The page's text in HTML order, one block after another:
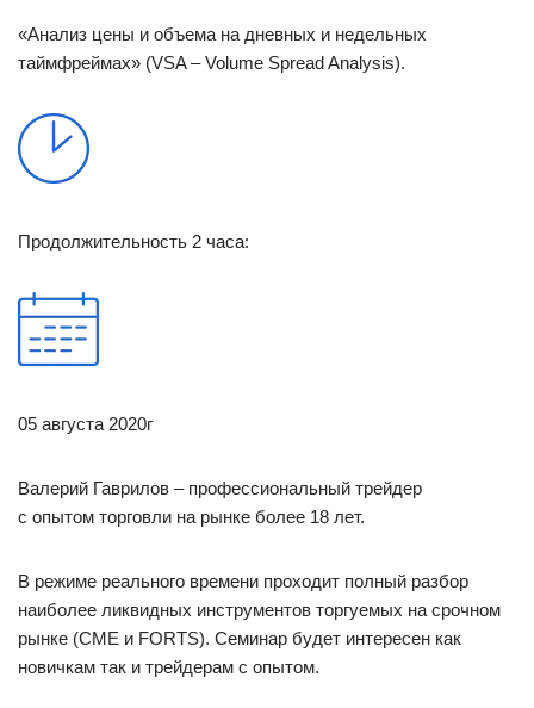
«Анализ цены и объема на дневных и недельных
таймфреймах» (VSA – Volume Spread Analysis).
Продолжительность 2 часа:
05 августа 2020г
Валерий Гаврилов – профессиональный трейдер
с опытом торговли на рынке более 18 лет.
В режиме реального времени проходит полный разбор
наиболее ликвидных инструментов торгуемых на срочном
рынке (СМЕ и FORTS). Семинар будет интересен как
новичкам так и трейдерам с опытом.